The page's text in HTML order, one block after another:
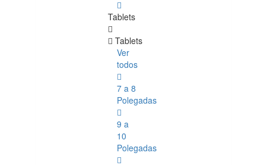
Tablets
Tablets
Ver
todos
7 a 8
Polegadas
9 a
10
Polegadas